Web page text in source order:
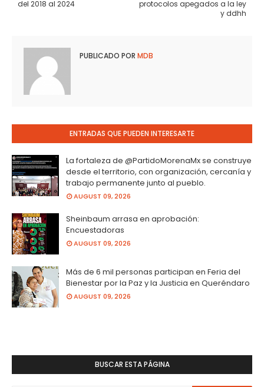
protocolos apegados a la ley
y ddhh
del 2018 al 2024
PUBLICADO POR MDB
ENTRADAS QUE PUEDEN INTERESARTE
La fortaleza de @PartidoMorenaMx se construye
desde el territorio, con organización, cercanía y
trabajo permanente junto al pueblo.
AUGUST 09, 2026
Sheinbaum arrasa en aprobación:
Encuestadoras
AUGUST 09, 2026
Más de 6 mil personas participan en Feria del
Bienestar por la Paz y la Justicia en Queréndaro
AUGUST 09, 2026
BUSCAR ESTA PÁGINA